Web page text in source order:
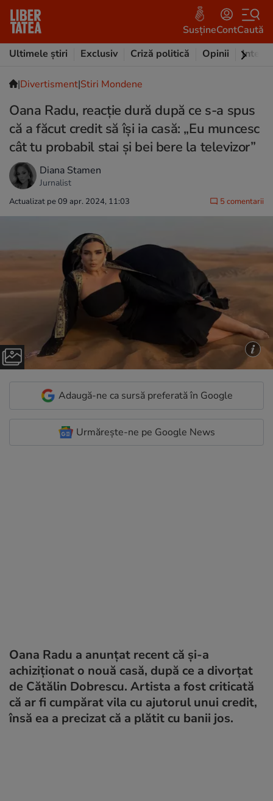
SusțineContCaută
Ultimele știri
Exclusiv Criză politică Opinii
|Divertisment|Stiri Mondene
Oana Radu, reacție dură după ce s-a spus
că a făcut credit să își ia casă: „Eu muncesc
cât tu probabil stai și bei bere la televizor”
Diana Stamen
Jurnalist
Actualizat pe 09 apr. 2024, 11:03 5 comentarii
Adaugă-ne ca sursă preferată în Google
Urmărește-ne pe Google News
Oana Radu a anunțat recent că și-a
achiziționat o nouă casă, după ce a divorțat
de Cătălin Dobrescu. Artista a fost criticată
că ar fi cumpărat vila cu ajutorul unui credit,
însă ea a precizat că a plătit cu banii jos.